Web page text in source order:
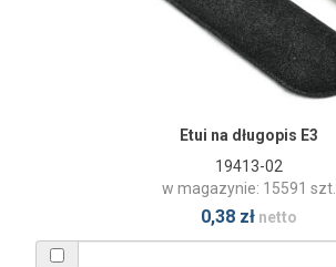
Etui na długopis E3
19413-02
w magazynie: 15591 szt.
0,38 złnetto